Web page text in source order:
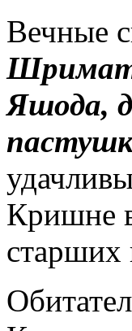
Вечные
Яшода,
Кришне
старших